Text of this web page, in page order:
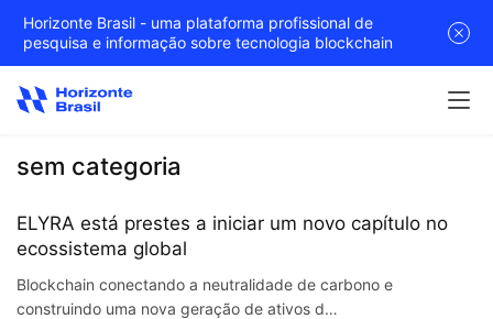
sem categoria
ELYRA está prestes a iniciar um novo capítulo no
ecossistema global
Blockchain conectando a neutralidade de carbono e
construindo uma nova geração de ativos d…
Horizonte Brasil - uma plataforma profissional de
pesquisa e informação sobre tecnologia blockchain